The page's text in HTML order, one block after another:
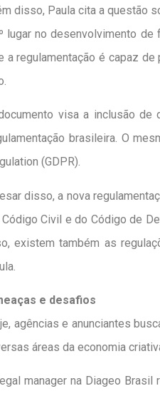
disso, Paula cita a questão
lugar no desenvolvimento de
a regulamentação é capaz
visa a inclusão
brasileira. O
(GDPR).
disso, a nova
Civil e do Código de
existem também as
e desafios
agências e anunciantes
áreas da economia
manager na Diageo